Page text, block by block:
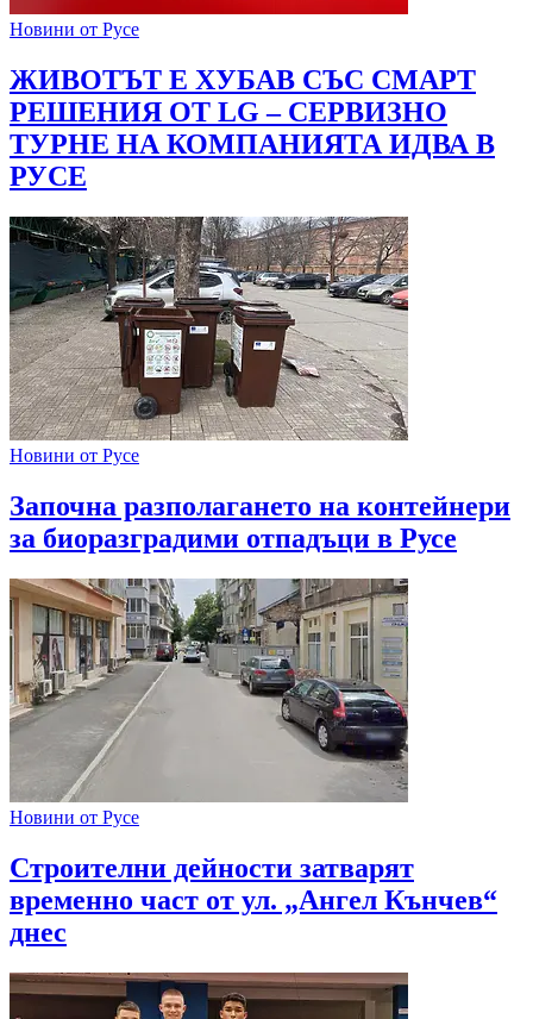
Новини от Русе
ЖИВОТЪТ Е ХУБАВ СЪС СМАРТ
РЕШЕНИЯ ОТ LG – СЕРВИЗНО
ТУРНЕ НА КОМПАНИЯТА ИДВА В
РУСЕ
Новини от Русе
Започна разполагането на контейнери
за биоразградими отпадъци в Русе
Новини от Русе
Строителни дейности затварят
временно част от ул. „Ангел Кънчев“
днес